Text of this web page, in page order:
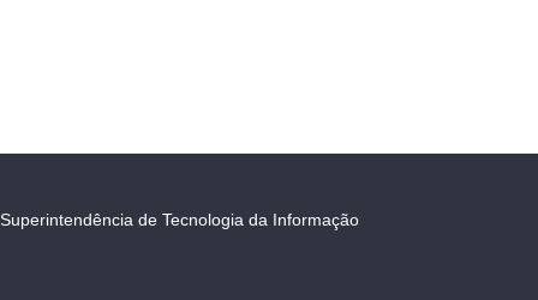
Superintendência de Tecnologia da Informação